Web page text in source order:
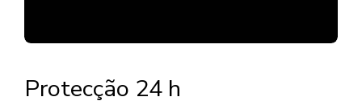
Protecção 24 h